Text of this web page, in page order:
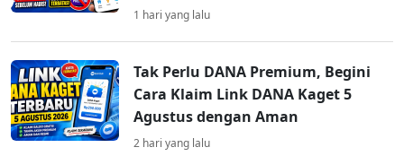
1 hari yang lalu
Tak Perlu DANA Premium, Begini
Cara Klaim Link DANA Kaget 5
Agustus dengan Aman
2 hari yang lalu